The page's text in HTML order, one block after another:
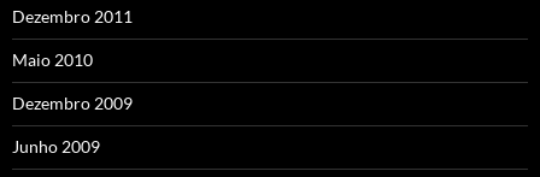
Dezembro 2011
Maio 2010
Dezembro 2009
Junho 2009